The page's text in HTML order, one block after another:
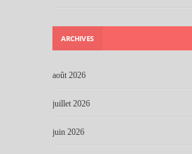
ARCHIVES
août 2026
juillet 2026
juin 2026